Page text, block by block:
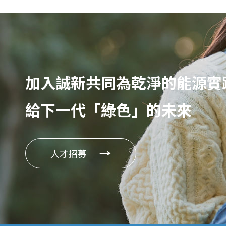
加入誠新共同為乾淨的能源
給下一代「綠色」的未來
人才招募